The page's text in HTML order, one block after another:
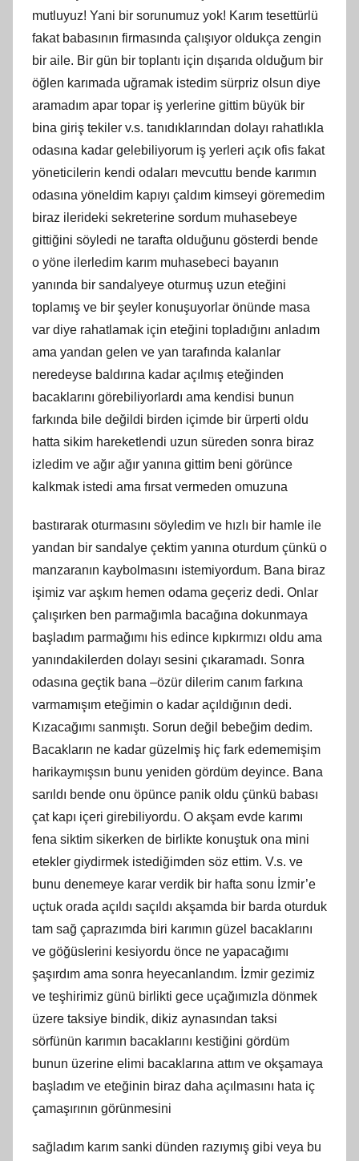
mutluyuz! Yani bir sorunumuz yok! Karım tesettürlü
fakat babasının firmasında çalışıyor oldukça zengin
bir aile. Bir gün bir toplantı için dışarıda olduğum bir
öğlen karımada uğramak istedim sürpriz olsun diye
aramadım apar topar iş yerlerine gittim büyük bir
bina giriş tekiler v.s. tanıdıklarından dolayı rahatlıkla
odasına kadar gelebiliyorum iş yerleri açık ofis fakat
yöneticilerin kendi odaları mevcuttu bende karımın
odasına yöneldim kapıyı çaldım kimseyi göremedim
biraz ilerideki sekreterine sordum muhasebeye
gittiğini söyledi ne tarafta olduğunu gösterdi bende
o yöne ilerledim karım muhasebeci bayanın
yanında bir sandalyeye oturmuş uzun eteğini
toplamış ve bir şeyler konuşuyorlar önünde masa
var diye rahatlamak için eteğini topladığını anladım
ama yandan gelen ve yan tarafında kalanlar
neredeyse baldırına kadar açılmış eteğinden
bacaklarını görebiliyorlardı ama kendisi bunun
farkında bile değildi birden içimde bir ürperti oldu
hatta sikim hareketlendi uzun süreden sonra biraz
izledim ve ağır ağır yanına gittim beni görünce
kalkmak istedi ama fırsat vermeden omuzuna
bastırarak oturmasını söyledim ve hızlı bir hamle ile
yandan bir sandalye çektim yanına oturdum çünkü o
manzaranın kaybolmasını istemiyordum. Bana biraz
işimiz var aşkım hemen odama geçeriz dedi. Onlar
çalışırken ben parmağımla bacağına dokunmaya
başladım parmağımı his edince kıpkırmızı oldu ama
yanındakilerden dolayı sesini çıkaramadı. Sonra
odasına geçtik bana –özür dilerim canım farkına
varmamışım eteğimin o kadar açıldığının dedi.
Kızacağımı sanmıştı. Sorun değil bebeğim dedim.
Bacakların ne kadar güzelmiş hiç fark edememişim
harikaymışsın bunu yeniden gördüm deyince. Bana
sarıldı bende onu öpünce panik oldu çünkü babası
çat kapı içeri girebiliyordu. O akşam evde karımı
fena siktim sikerken de birlikte konuştuk ona mini
etekler giydirmek istediğimden söz ettim. V.s. ve
bunu denemeye karar verdik bir hafta sonu İzmir’e
uçtuk orada açıldı saçıldı akşamda bir barda oturduk
tam sağ çaprazımda biri karımın güzel bacaklarını
ve göğüslerini kesiyordu önce ne yapacağımı
şaşırdım ama sonra heyecanlandım. İzmir gezimiz
ve teşhirimiz günü birlikti gece uçağımızla dönmek
üzere taksiye bindik, dikiz aynasından taksi
sörfünün karımın bacaklarını kestiğini gördüm
bunun üzerine elimi bacaklarına attım ve okşamaya
başladım ve eteğinin biraz daha açılmasını hata iç
çamaşırının görünmesini
sağladım karım sanki dünden razıymış gibi veya bu